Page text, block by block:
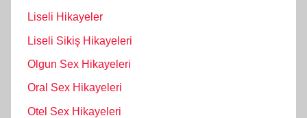
Liseli Hikayeler
Liseli Sikiş Hikayeleri
Olgun Sex Hikayeleri
Oral Sex Hikayeleri
Otel Sex Hikayeleri